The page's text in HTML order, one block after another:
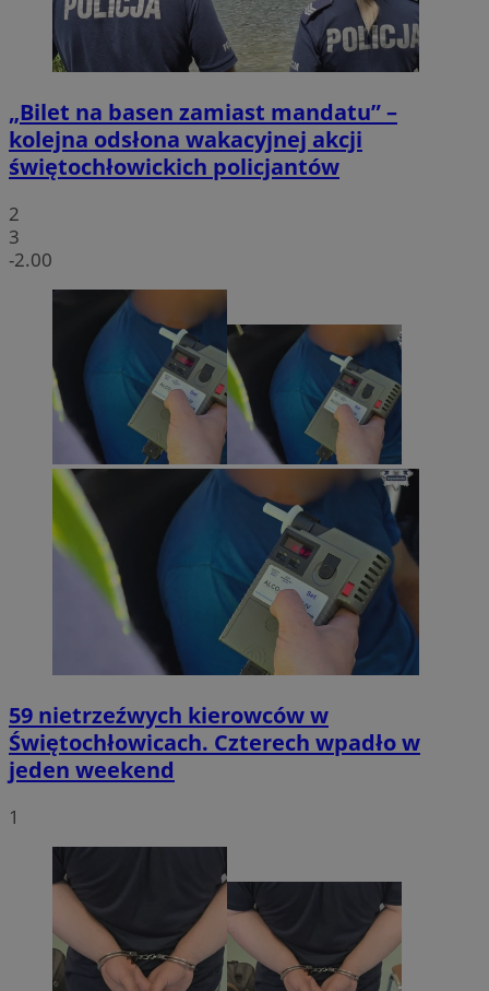
„Bilet na basen zamiast mandatu” –
kolejna odsłona wakacyjnej akcji
świętochłowickich policjantów
2
3
-2.00
59 nietrzeźwych kierowców w
Świętochłowicach. Czterech wpadło w
jeden weekend
1